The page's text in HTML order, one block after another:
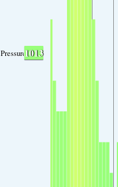
Pressure1013